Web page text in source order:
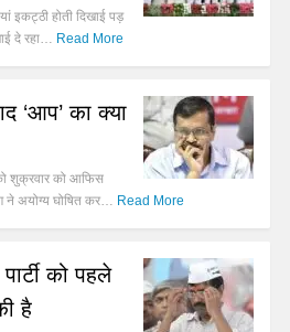
इकट्ठी होती दिखाई पड़
दे रहा… Read More
‘आप’ का क्या
शुक्रवार को आफिस
ने अयोग्य घोषित कर… Read More
को पहले
है